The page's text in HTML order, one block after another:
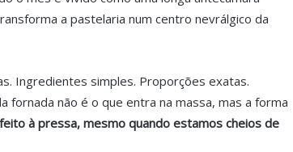
a pastelaria num centro nevrálgico da
Ingredientes simples. Proporções exatas.
não é o que entra na massa, mas a forma
feito à pressa, mesmo quando estamos cheios de